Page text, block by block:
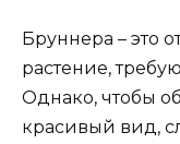
Бруннера – это
растение,
Однако, чтобы
красивый вид,